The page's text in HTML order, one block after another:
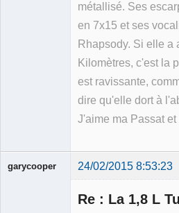
métallisé. Ses
en 7x15 et ses
Rhapsody. Si elle a
Kilomètres, c'est la
est ravissante,
dire qu'elle dort à
J'aime ma Passat
garycooper 24/02/2015 8:53:23
Re : La 1,8 L